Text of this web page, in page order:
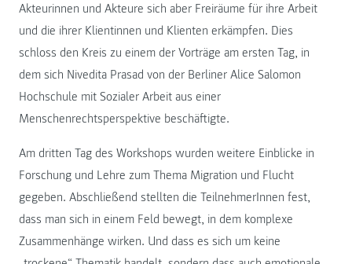
Akteurinnen und Akteure sich aber Freiräume für ihre Arbeit
und die ihrer Klientinnen und Klienten erkämpfen. Dies
schloss den Kreis zu einem der Vorträge am ersten Tag, in
dem sich Nivedita Prasad von der Berliner Alice Salomon
Hochschule mit Sozialer Arbeit aus einer
Menschenrechtsperspektive beschäftigte.
Am dritten Tag des Workshops wurden weitere Einblicke in
Forschung und Lehre zum Thema Migration und Flucht
gegeben. Abschließend stellten die TeilnehmerInnen fest,
dass man sich in einem Feld bewegt, in dem komplexe
Zusammenhänge wirken. Und dass es sich um keine